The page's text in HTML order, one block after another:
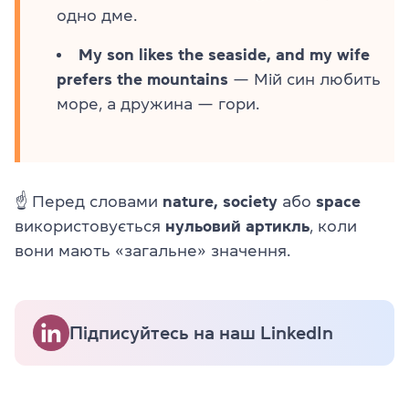
одно дме.
My son likes the seaside, and my wife
prefers the mountains — Мій син любить
море, а дружина — гори.
☝ Перед словами nature, society або space
використовується нульовий артикль, коли
вони мають «загальне» значення.
Підписуйтесь на наш LinkedIn